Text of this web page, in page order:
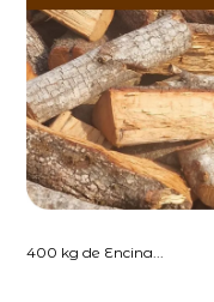
400 kg de Encina...